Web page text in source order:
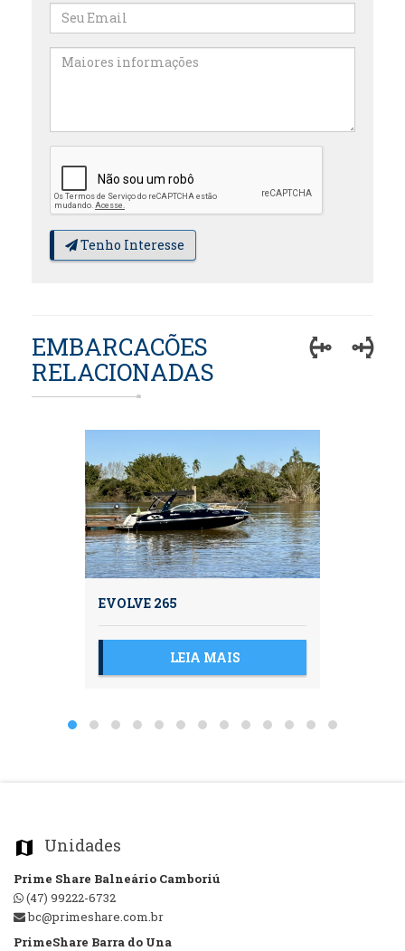
Tenho Interesse
EMBARCACÕES
RELACIONADAS
EVOLVE 265
LEIA MAIS
map_marker
Unidades
Prime Share Balneário Camboriú
(47) 99222-6732
bc@primeshare.com.br
PrimeShare Barra do Una